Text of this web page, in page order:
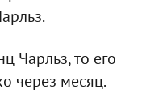
Чарльз, то его
через месяц.